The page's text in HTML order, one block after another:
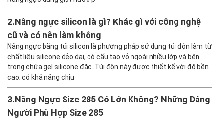
điều cần biết trước khi thực hiện
Nâng ngực giọt nước là phương pháp sử dụng túi độn có hình
dáng giống bầu ngực tự nhiên, với phần trên thoải và phần dưới
đầy hơn, tạo dáng ngực mềm mại, cân đối và có độ rũ tự nhiên.
Nâng ngực dáng giọt nước p
2.Nâng ngực silicon là gì? Khác gì với công nghệ
cũ và có nên làm không
Nâng ngực bằng túi silicon là phương pháp sử dụng túi độn làm từ
chất liệu silicone dẻo dai, có cấu tạo vỏ ngoài nhiều lớp và bên
trong chứa gel silicone đặc. Túi độn này được thiết kế với độ bền